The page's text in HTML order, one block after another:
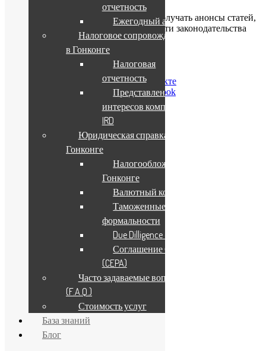
Подпишитесь на обновления, чтобы получать анонсы статей,
публикуемых на сайте, обзоры и новости законодательства
ChinaWindow Вконтакте
ChinaWindow в Facebook
О компании
Карьера и вакансии
Конфиденциальность
Полезная информация
Карта сайта
Законодательство Китая
Налоги в Китае
отчетность
Ежегодный аудит
Налоговое сопровождение
в Гонконге
Налоговая
отчетность
Представление
интересов компании в
IRD
Юридическая справка о
Гонконге
Налогообложение в
Гонконге
Валютный контроль
Таможенные
формальности
Due Dilligence & KYC
Соглашение СТЭП
(CEPA)
Часто задаваемые вопросы
(F.A.Q.)
Стоимость услуг
База знаний
Блог